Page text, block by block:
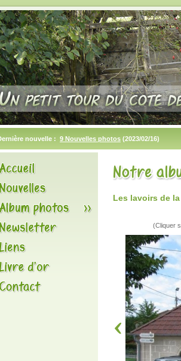
nouvelle : 9 Nouvelles photos (2023/02/16)
Les lavoirs de
(Cliquer